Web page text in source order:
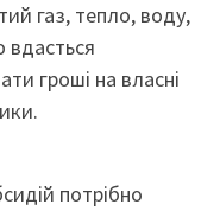
газ, тепло, воду,
вдасться
гроші на власні